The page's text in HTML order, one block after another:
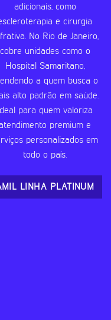
adicionais, como
e cirurgia
No Rio de Janeiro,
cobre unidades como o
Hospital Samaritano,
a quem busca o
alto padrão em saúde.
Ideal para quem valoriza
premium e
personalizados em
todo o país.
LINHA PLATINUM